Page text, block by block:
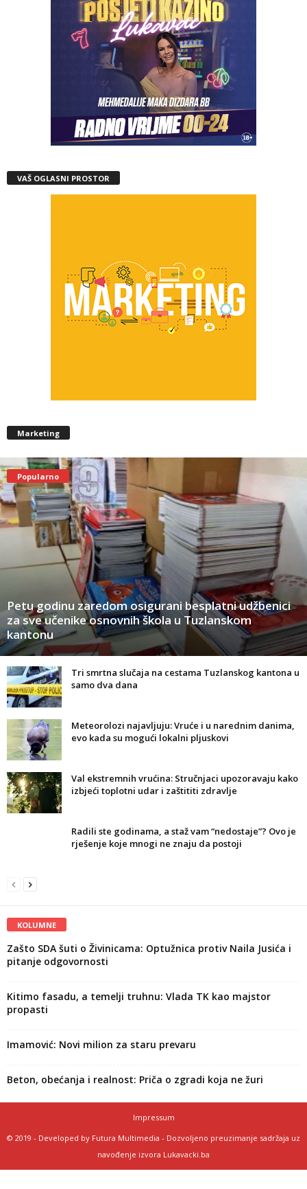
VAŠ OGLASNI PROSTOR
Marketing
Popularno
Petu godinu zaredom osigurani besplatni udžbenici
za sve učenike osnovnih škola u Tuzlanskom
kantonu
Tri smrtna slučaja na cestama Tuzlanskog kantona u
samo dva dana
Meteorolozi najavljuju: Vruće i u narednim danima,
evo kada su mogući lokalni pljuskovi
Val ekstremnih vrućina: Stručnjaci upozoravaju kako
izbjeći toplotni udar i zaštititi zdravlje
Radili ste godinama, a staž vam “nedostaje”? Ovo je
rješenje koje mnogi ne znaju da postoji
KOLUMNE
Zašto SDA šuti o Živinicama: Optužnica protiv Naila Jusića i
pitanje odgovornosti
Kitimo fasadu, a temelji truhnu: Vlada TK kao majstor
propasti
Imamović: Novi milion za staru prevaru
Beton, obećanja i realnost: Priča o zgradi koja ne žuri
Impressum
© 2019 - Developed by Futura Multimedia - Dozvoljeno preuzimanje sadržaja uz
navođenje izvora Lukavacki.ba